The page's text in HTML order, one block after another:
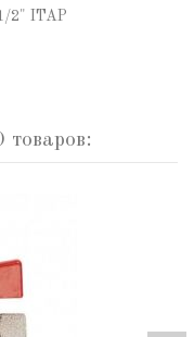
2" ITAP
товаров: